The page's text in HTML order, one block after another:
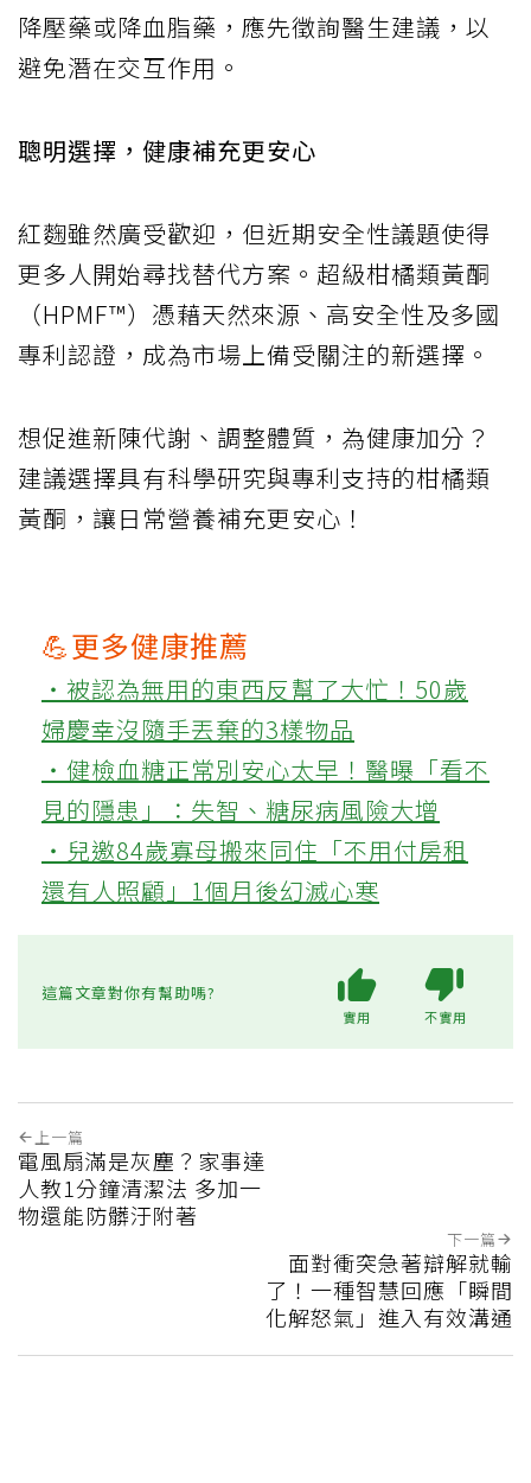
降壓藥或降血脂藥，應先徵詢醫生建議，以
避免潛在交互作用。
聰明選擇，健康補充更安心
紅麴雖然廣受歡迎，但近期安全性議題使得
更多人開始尋找替代方案。超級柑橘類黃酮
（HPMF™）憑藉天然來源、高安全性及多國
專利認證，成為市場上備受關注的新選擇。
想促進新陳代謝、調整體質，為健康加分？
建議選擇具有科學研究與專利支持的柑橘類
黃酮，讓日常營養補充更安心！
💪更多健康推薦
‧被認為無用的東西反幫了大忙！50歲
婦慶幸沒隨手丟棄的3樣物品
‧健檢血糖正常別安心太早！醫曝「看不
見的隱患」：失智、糖尿病風險大增
‧兒邀84歲寡母搬來同住「不用付房租
還有人照顧」1個月後幻滅心寒
這篇文章對你有幫助嗎?
實用 不實用
上一篇
電風扇滿是灰塵？家事達
人教1分鐘清潔法 多加一
物還能防髒汙附著
下一篇
面對衝突急著辯解就輸
了！一種智慧回應「瞬間
化解怒氣」進入有效溝通